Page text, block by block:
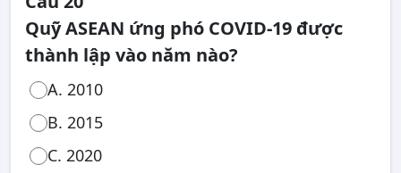
Quỹ ASEAN ứng phó COVID-19 được
thành lập vào năm nào?
A. 2010
B. 2015
C. 2020